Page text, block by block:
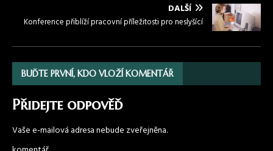
DALŠÍ
Konference přiblíží pracovní příležitosti pro neslyšící
BUĎTE PRVNÍ, KDO VLOŽÍ KOMENTÁŘ
Přidejte odpověď
Vaše e-mailová adresa nebude zveřejněna.